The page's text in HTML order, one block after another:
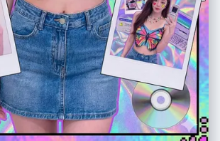
视角以及衣物的自然运动来改变表现方式 – 不要把场景
的地点；始终保持在指定经纬度地点的合理延展范围
志、水印或图形设计元素 – 不要改成油画、插画或动
级写实效果